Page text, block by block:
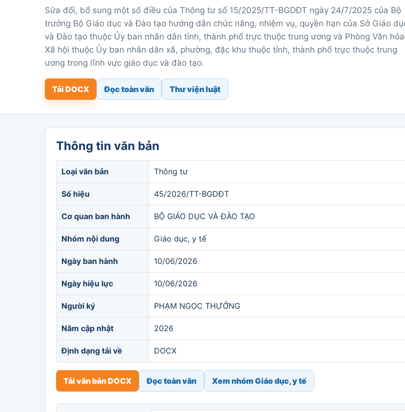
Sửa đổi, bổ sung một số điều của Thông tư số 15/2025/TT-BGDĐT ngày 24/7/2025 của Bộ
trưởng Bộ Giáo dục và Đào tạo hướng dẫn chức năng, nhiệm vụ, quyền hạn của Sở Giáo
và Đào tạo thuộc Ủy ban nhân dân tỉnh, thành phố trực thuộc trung ương và Phòng Văn
Xã hội thuộc Ủy ban nhân dân xã, phường, đặc khu thuộc tỉnh, thành phố trực thuộc trung
ương trong lĩnh vực giáo dục và đào tạo.
Tải DOCX Đọc toàn văn Thư viện luật
Thông tin văn bản
Loại văn bản Thông tư
Số hiệu 45/2026/TT-BGDĐT
Cơ quan ban hành BỘ GIÁO DỤC VÀ ĐÀO TẠO
Nhóm nội dung Giáo dục, y tế
Ngày ban hành 10/06/2026
Ngày hiệu lực 10/06/2026
Người ký PHẠM NGỌC THƯỞNG
Năm cập nhật 2026
Định dạng tải về DOCX
Tải văn bản DOCX Đọc toàn văn Xem nhóm Giáo dục, y tế